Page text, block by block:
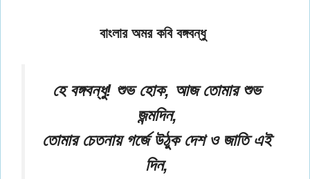
বাংলার অমর কবি বঙ্গবন্ধু
হে বঙ্গবন্ধু! শুভ হোক, আজ তোমার শুভ
জন্মদিন,
তোমার চেতনায় গর্জে উঠুক দেশ ও জাতি এই
দিন,